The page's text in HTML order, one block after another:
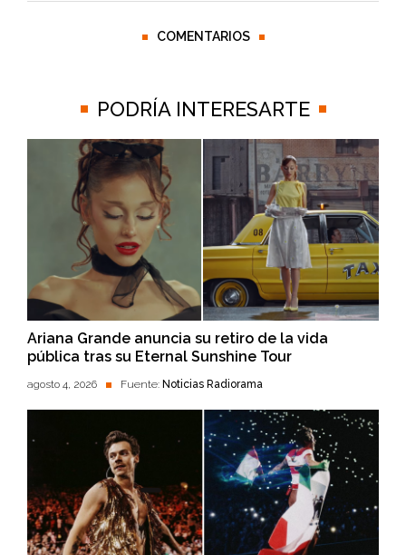
COMENTARIOS
PODRÍA INTERESARTE
Ariana Grande anuncia su retiro de la vida
pública tras su Eternal Sunshine Tour
agosto 4, 2026 Fuente: Noticias Radiorama